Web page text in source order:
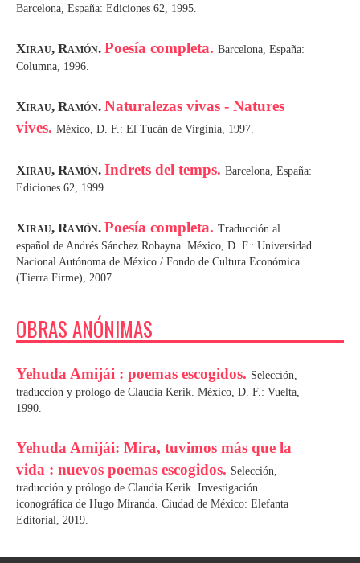
Barcelona, España: Ediciones 62, 1995.
Xirau, Ramón. Poesía completa. Barcelona, España:
Columna, 1996.
Xirau, Ramón. Naturalezas vivas - Natures
vives. México, D. F.: El Tucán de Virginia, 1997.
Xirau, Ramón. Indrets del temps. Barcelona, España:
Ediciones 62, 1999.
Xirau, Ramón. Poesía completa. Traducción al
español de Andrés Sánchez Robayna. México, D. F.: Universidad
Nacional Autónoma de México / Fondo de Cultura Económica
(Tierra Firme), 2007.
OBRAS ANÓNIMAS
Yehuda Amijái : poemas escogidos. Selección,
traducción y prólogo de Claudia Kerik. México, D. F.: Vuelta,
1990.
Yehuda Amijái: Mira, tuvimos más que la
vida : nuevos poemas escogidos. Selección,
traducción y prólogo de Claudia Kerik. Investigación
iconográfica de Hugo Miranda. Ciudad de México: Elefanta
Editorial, 2019.